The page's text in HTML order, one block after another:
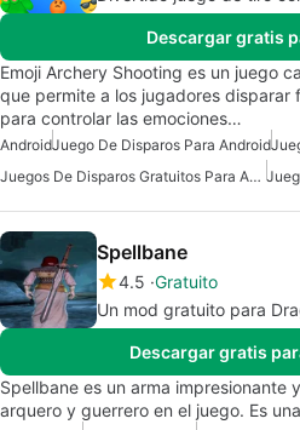
Descargar gratis
Emoji Archery Shooting es un juego
que permite a los jugadores disparar
para controlar las emociones…
AndroidJuego De Disparos Para Android
Juegos De Disparos Gratuitos Para Android
Spellbane
4.5 Gratuito
Un mod gratuito para
Descargar gratis
Spellbane es un arma impresionante
arquero y guerrero en el juego. Es